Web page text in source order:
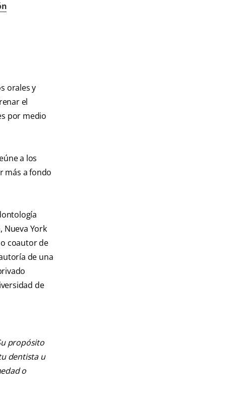
orales y
el
por medio
a los
más a fondo
Nueva York
coautor de
de una
de
propósito
dentista u
o